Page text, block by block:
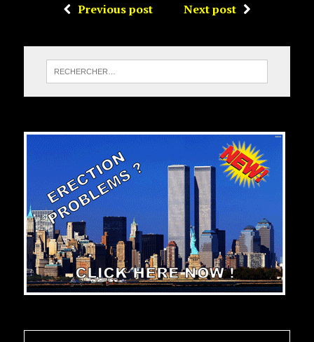
Previous post Next post